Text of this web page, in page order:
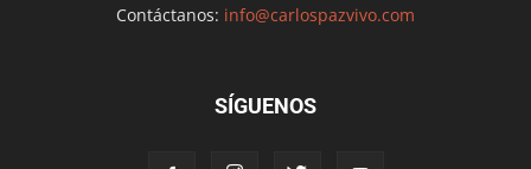
Contáctanos: info@carlospazvivo.com
SÍGUENOS